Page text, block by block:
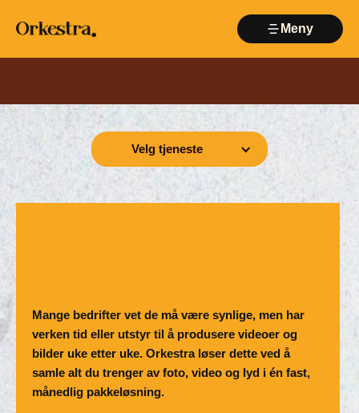
Meny
Lukk
Velg tjeneste
Mange bedrifter vet de må være synlige, men har
verken tid eller utstyr til å produsere videoer og
bilder uke etter uke. Orkestra løser dette ved å
samle alt du trenger av foto, video og lyd i én fast,
månedlig pakkeløsning.